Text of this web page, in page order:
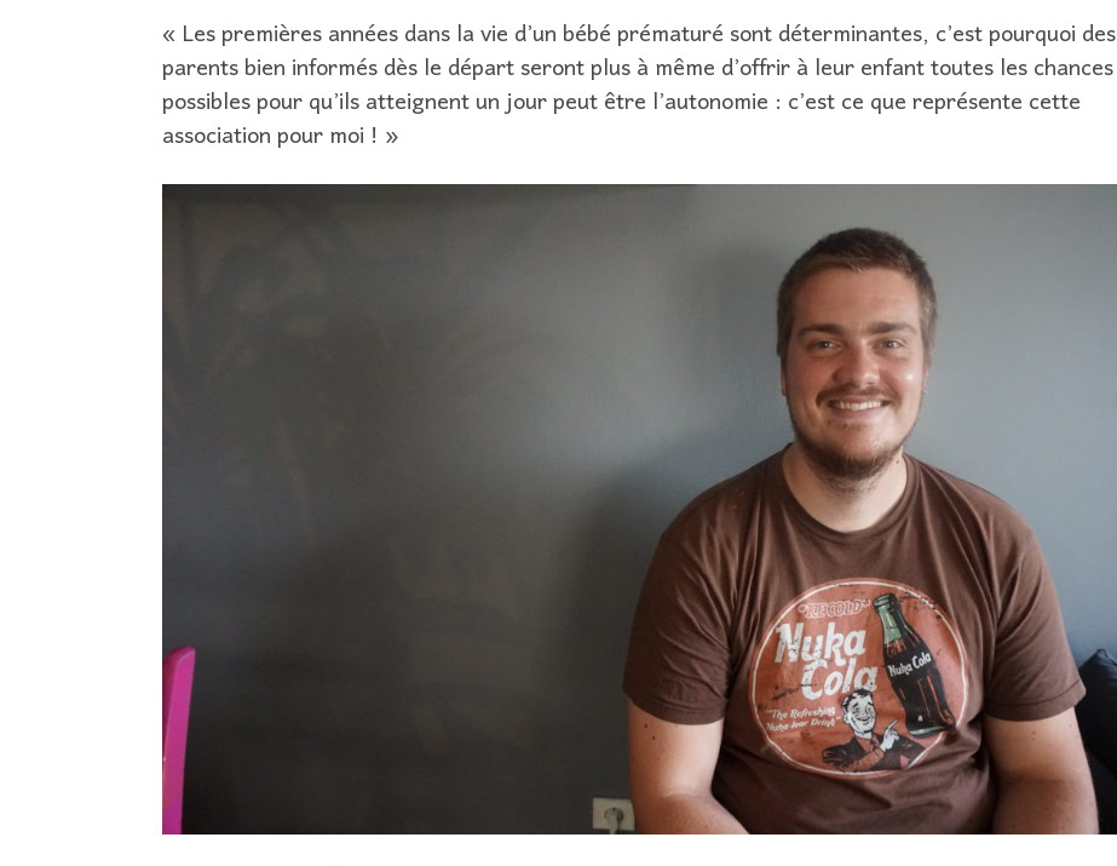
« Les premières années dans la vie d’un bébé prématuré sont déterminantes, c’est pourquoi des
parents bien informés dès le départ seront plus à même d’offrir à leur enfant toutes les chances
possibles pour qu’ils atteignent un jour peut être l’autonomie : c’est ce que représente cette
association pour moi ! »